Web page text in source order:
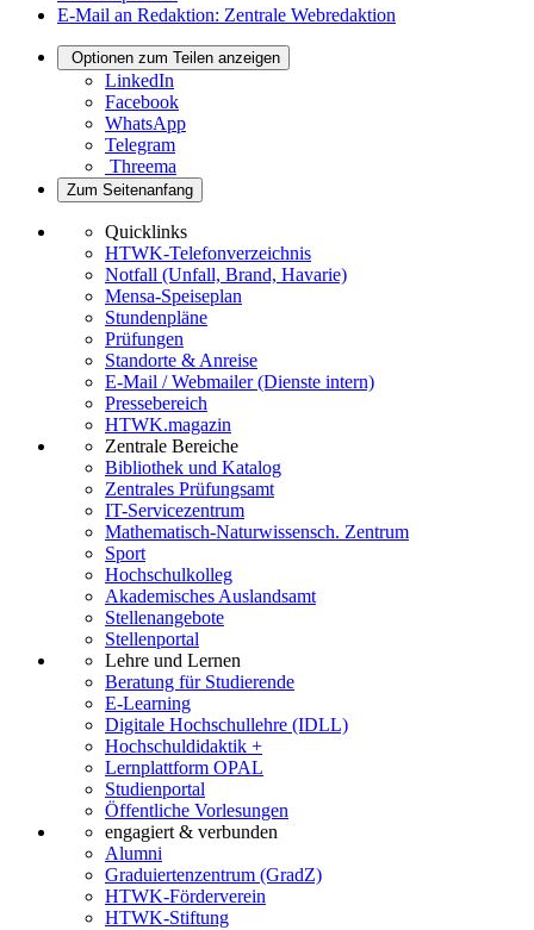
E-Mail an Redaktion: Zentrale Webredaktion
Optionen zum Teilen anzeigen
LinkedIn
Facebook
WhatsApp
Telegram
Threema
Zum Seitenanfang
Quicklinks
HTWK-Telefonverzeichnis
Notfall (Unfall, Brand, Havarie)
Mensa-Speiseplan
Stundenpläne
Prüfungen
Standorte & Anreise
E-Mail / Webmailer (Dienste intern)
Pressebereich
HTWK.magazin
Zentrale Bereiche
Bibliothek und Katalog
Zentrales Prüfungsamt
IT-Servicezentrum
Mathematisch-Naturwissensch. Zentrum
Sport
Hochschulkolleg
Akademisches Auslandsamt
Stellenangebote
Stellenportal
Lehre und Lernen
Beratung für Studierende
E-Learning
Digitale Hochschullehre (IDLL)
Hochschuldidaktik +
Lernplattform OPAL
Studienportal
Öffentliche Vorlesungen
engagiert & verbunden
Alumni
Graduiertenzentrum (GradZ)
HTWK-Förderverein
HTWK-Stiftung